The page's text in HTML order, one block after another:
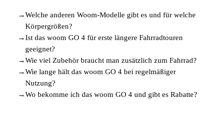
→Welche anderen Woom-Modelle gibt es und für welche
Körpergrößen?
→Ist das woom GO 4 für erste längere Fahrradtouren
geeignet?
→Wie viel Zubehör braucht man zusätzlich zum Fahrrad?
→Wie lange hält das woom GO 4 bei regelmäßiger
Nutzung?
→Wo bekomme ich das woom GO 4 und gibt es Rabatte?